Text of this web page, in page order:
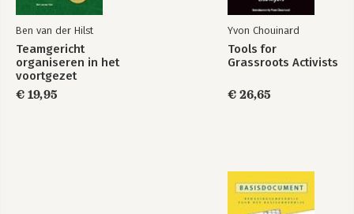
Ben van der Hilst
Teamgericht
organiseren in het
voortgezet
onderwijs
€ 19,95
Yvon Chouinard
Tools for
Grassroots Activists
€ 26,65